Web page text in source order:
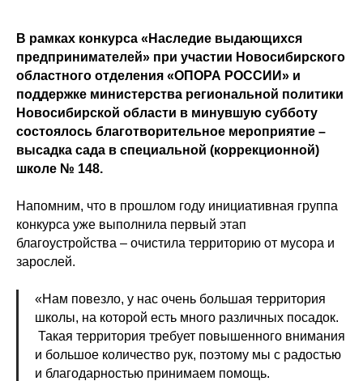
В рамках конкурса «Наследие выдающихся
предпринимателей» при участии Новосибирского
областного отделения «ОПОРА РОССИИ» и
поддержке министерства региональной политики
Новосибирской области в минувшую субботу
состоялось благотворительное мероприятие –
высадка сада в специальной (коррекционной)
школе № 148.
Напомним, что в прошлом году инициативная группа
конкурса уже выполнила первый этап
благоустройства – очистила территорию от мусора и
зарослей.
«Нам повезло, у нас очень большая территория
школы, на которой есть много различных посадок.
Такая территория требует повышенного внимания
и большое количество рук, поэтому мы с радостью
и благодарностью принимаем помощь.